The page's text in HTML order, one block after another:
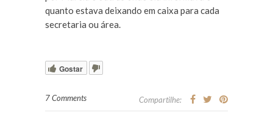
quanto estava deixando em caixa para cada
secretaria ou área.
Gostar
7 Comments Compartilhe: